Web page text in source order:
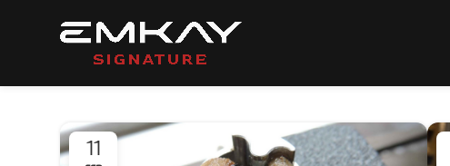
11